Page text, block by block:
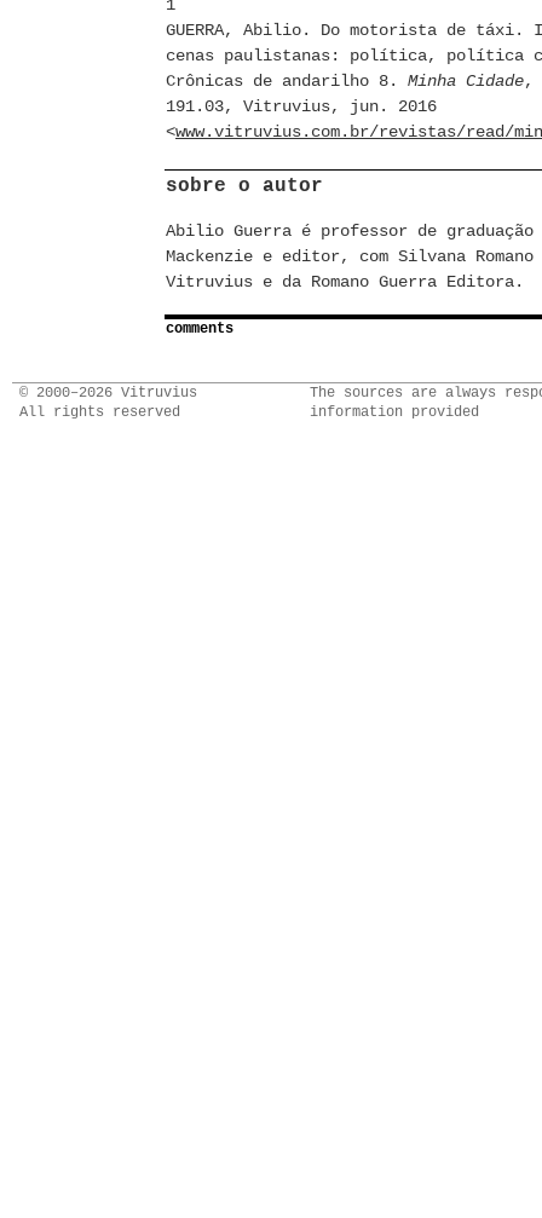
1
GUERRA, Abilio. Do motorista de táxi.
cenas paulistanas: política, política
Crônicas de andarilho 8. Minha Cidade,
191.03, Vitruvius, jun. 2016
<www.vitruvius.com.br/revistas/read/
sobre o autor
Abilio Guerra é professor de graduação
Mackenzie e editor, com Silvana
Vitruvius e da Romano Guerra Editora.
comments
© 2000–2026 Vitruvius
All rights reserved
The sources are always
information provided